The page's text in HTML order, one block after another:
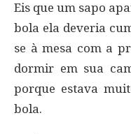
Eis que um sapo
bola ela deveria
se à mesa com a
dormir em sua
porque estava
bola.